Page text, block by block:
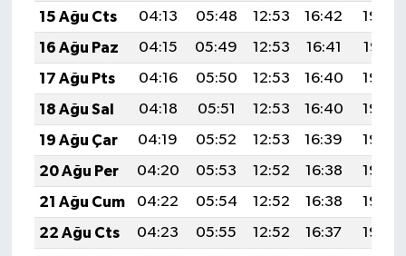
15 Ağu Cts
04:13 05:48 12:53 16:42
19:49
16 Ağu Paz
04:15 05:49 12:53 16:41
19:47
17 Ağu Pts
04:16 05:50 12:53 16:40
19:46
18 Ağu Sal
04:18 05:51 12:53 16:40
19:45
19 Ağu Çar
04:19 05:52 12:53 16:39
19:43
20 Ağu Per
04:20 05:53 12:52 16:38
19:42
21 Ağu Cum
04:22 05:54 12:52 16:38
19:40
22 Ağu Cts
04:23 05:55 12:52 16:37
19:39